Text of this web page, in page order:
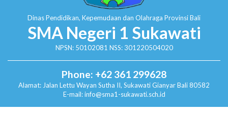
Dinas Pendidikan, Kepemudaan dan Olahraga Provinsi Bali
SMA Negeri 1 Sukawati
NPSN: 50102081 NSS: 301220504020
Phone: +62 361 299628
Alamat: Jalan Lettu Wayan Sutha II, SukawatiGianyar Bali 80582
E-mail: info@sma1-sukawati.sch.id